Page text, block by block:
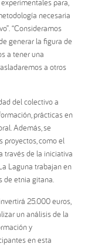
para,
necesaria
“Consideramos
generar la figura de
a tener una
a otros
del colectivo a
prácticas en
Además, se
proyectos, como el
través de la iniciativa
Laguna trabajan en
de etnia gitana.
25.000 euros,
un análisis de la
y
en esta